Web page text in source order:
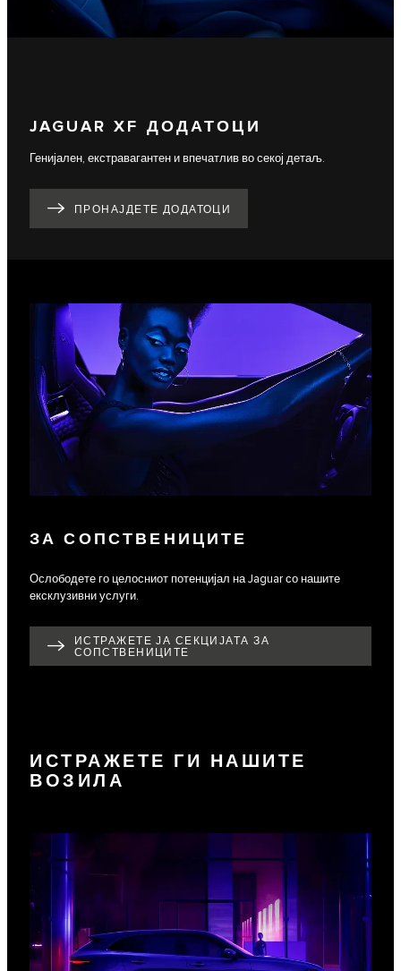
JAGUAR XF ДОДАТОЦИ
Генијален, екстравагантен и впечатлив во секој детаљ.
ПРОНАЈДЕТЕ ДОДАТОЦИ
ЗА СОПСТВЕНИЦИТЕ
Ослободете го целосниот потенцијал на Jaguar со нашите
ексклузивни услуги.
ИСТРАЖЕТЕ ЈА СЕКЦИЈАТА ЗА
СОПСТВЕНИЦИТЕ
ИСТРАЖЕТЕ ГИ НАШИТЕ
ВОЗИЛА